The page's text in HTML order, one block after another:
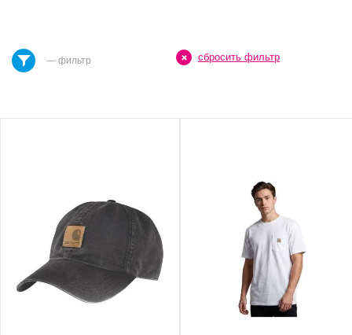
— фильтр сбросить фильтр